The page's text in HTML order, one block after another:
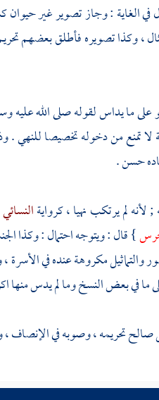
في الغاية : وجاز تصوير غير
، وكذا تصويره فأطلق بعضهم
على ما يداس لقوله صلى الله عليه
تمنع من دخوله تخصيصا للنهي .
حسن .
لم يرتكب نهيا ، كروايةالنسائي
} قال : ويتوجه احتمال : وكذا
والتماثيل مكروهة عنده في الأسرة
ما في بعض النسخ وما لم يدس منها
صالحتحريمه ، وصوبه في الإنصاف ،